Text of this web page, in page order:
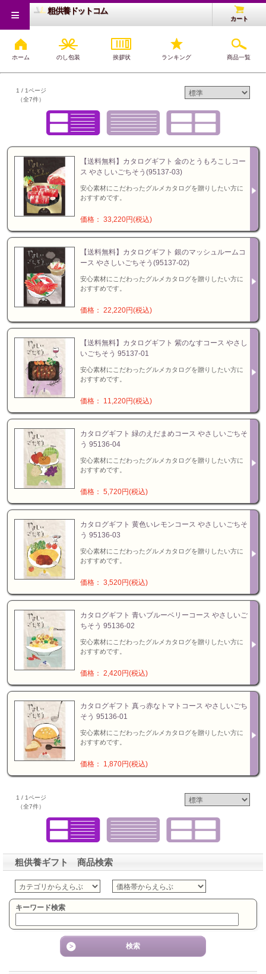
粗供養ドットコム
カート
ホーム のし包装 挨拶状 ランキング 商品一覧
≡
1 / 1ページ
（全7件）
【送料無料】カタログギフト 金のとうもろこしコー
ス やさしいごちそう(95137-03)
安心素材にこだわったグルメカタログを贈りしたい方に
おすすめです。
価格： 33,220円(税込)
【送料無料】カタログギフト 銀のマッシュルームコ
ース やさしいごちそう(95137-02)
安心素材にこだわったグルメカタログを贈りしたい方に
おすすめです。
価格： 22,220円(税込)
【送料無料】カタログギフト 紫のなすコース やさし
いごちそう 95137-01
安心素材にこだわったグルメカタログを贈りしたい方に
おすすめです。
価格： 11,220円(税込)
カタログギフト 緑のえだまめコース やさしいごちそ
う 95136-04
安心素材にこだわったグルメカタログを贈りしたい方に
おすすめです。
価格： 5,720円(税込)
カタログギフト 黄色いレモンコース やさしいごちそ
う 95136-03
安心素材にこだわったグルメカタログを贈りしたい方に
おすすめです。
価格： 3,520円(税込)
カタログギフト 青いブルーベリーコース やさしいご
ちそう 95136-02
安心素材にこだわったグルメカタログを贈りしたい方に
おすすめです。
価格： 2,420円(税込)
カタログギフト 真っ赤なトマトコース やさしいごち
そう 95136-01
安心素材にこだわったグルメカタログを贈りしたい方に
おすすめです。
価格： 1,870円(税込)
1 / 1ページ
（全7件）
粗供養ギフト 商品検索
キーワード検索